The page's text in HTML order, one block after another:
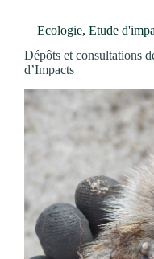
Ecologie, Etude
Dépôts et consultations
d’Impacts